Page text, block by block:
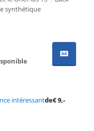
synthétique
intéressantde€9,-